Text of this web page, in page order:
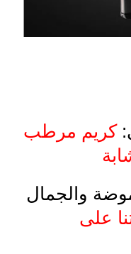
كريم مرطب
والجمال
على